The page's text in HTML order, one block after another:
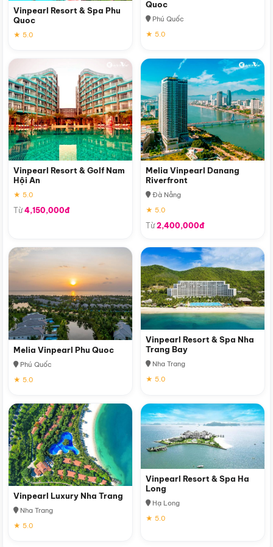
Vinpearl Resort & Spa Phu
Quoc
★ 5.0
Quoc
Phú Quốc
★ 5.0
Vinpearl Resort & Golf Nam
Hội An
★ 5.0
Từ4,150,000đ
Melia Vinpearl Danang
Riverfront
Đà Nẵng
★ 5.0
Từ2,400,000đ
Melia Vinpearl Phu Quoc
Phú Quốc
★ 5.0
Vinpearl Resort & Spa Nha
Trang Bay
Nha Trang
★ 5.0
Vinpearl Luxury Nha Trang
Nha Trang
★ 5.0
Vinpearl Resort & Spa Ha
Long
Hạ Long
★ 5.0